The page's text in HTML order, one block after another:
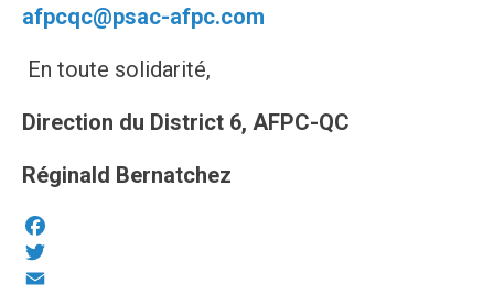
afpcqc@psac-afpc.com
En toute solidarité,
Direction du District 6, AFPC-QC
Réginald Bernatchez
Facebook
Twitter